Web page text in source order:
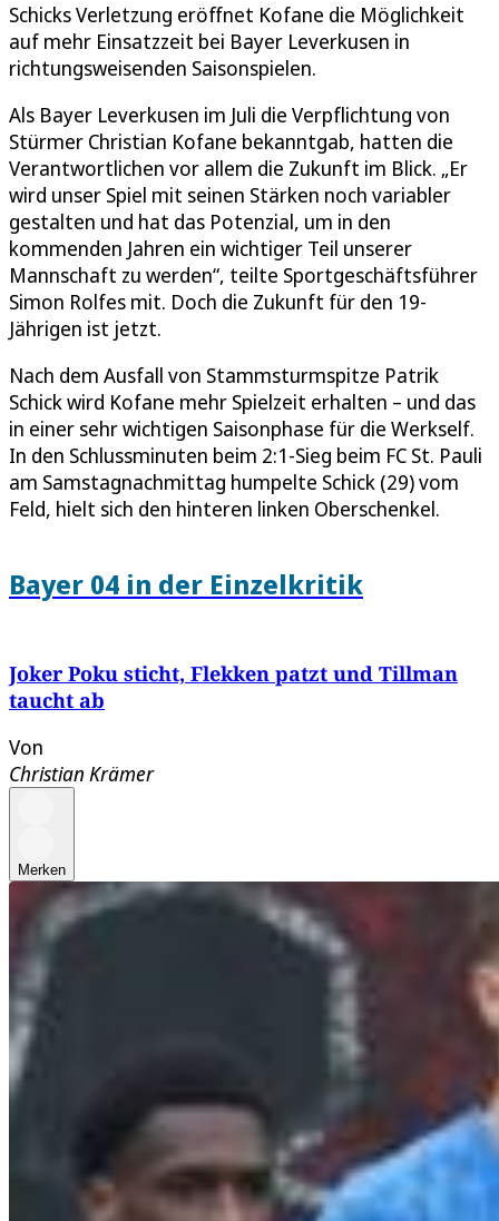
Schicks Verletzung eröffnet Kofane die Möglichkeit
auf mehr Einsatzzeit bei Bayer Leverkusen in
richtungsweisenden Saisonspielen.
Als Bayer Leverkusen im Juli die Verpflichtung von
Stürmer Christian Kofane bekanntgab, hatten die
Verantwortlichen vor allem die Zukunft im Blick. „Er
wird unser Spiel mit seinen Stärken noch variabler
gestalten und hat das Potenzial, um in den
kommenden Jahren ein wichtiger Teil unserer
Mannschaft zu werden“, teilte Sportgeschäftsführer
Simon Rolfes mit. Doch die Zukunft für den 19-
Jährigen ist jetzt.
Nach dem Ausfall von Stammsturmspitze Patrik
Schick wird Kofane mehr Spielzeit erhalten – und das
in einer sehr wichtigen Saisonphase für die Werkself.
In den Schlussminuten beim 2:1-Sieg beim FC St. Pauli
am Samstagnachmittag humpelte Schick (29) vom
Feld, hielt sich den hinteren linken Oberschenkel.
Bayer 04 in der Einzelkritik
Joker Poku sticht, Flekken patzt und Tillman
taucht ab
Von
Christian Krämer
Merken